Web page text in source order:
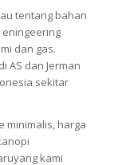
tentang bahan
dan gas.
AS dan Jerman
sekitar
minimalis, harga
kami